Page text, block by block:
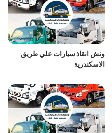
ونش انقاذ سيارات علي طريق
الاسكندرية